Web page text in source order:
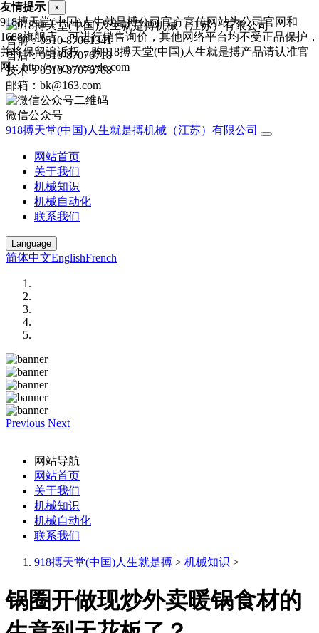
售前：0510-87061341
售后：0510-87076718
技术：0510-87076708
邮箱：bk@163.com
微信公众号
918搏天堂(中国)人生就是搏机械（江苏）有限公司
网站首页
关于我们
机械知识
机械自动化
联系我们
Language
简体中文EnglishFrench
Previous Next
网站导航
网站首页
关于我们
机械知识
机械自动化
联系我们
918搏天堂(中国)人生就是搏 > 机械知识 >
锅圈开做现炒外卖暖锅食材的
友情提示 ×
918搏天堂(中国)人生就是搏公司官方宣传网站为公司官网和
1688旗舰店，可进行销售询价，其他网络平台均不受正品保护，
并将保留追诉权，购918搏天堂(中国)人生就是搏产品请认准官
网：http://www.vesyde.com